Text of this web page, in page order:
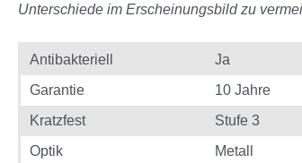
Unterschiede im Erscheinungsbild zu
Antibakteriell Ja
Garantie
10 Jahre
Kratzfest
Stufe 3
Optik
Metall